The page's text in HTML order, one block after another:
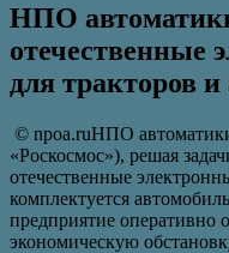
НПО
отечественные
для тракторов
© npoa.ruНПО
«Роскосмос»), решая
отечественные
комплектуется
предприятие оперативно
экономическую